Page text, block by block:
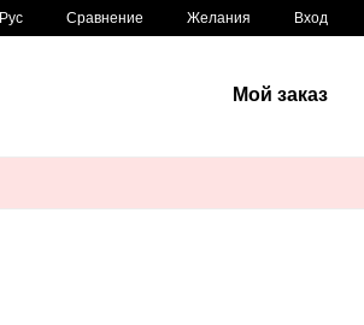
Рус Сравнение Желания Вход
Мой заказ